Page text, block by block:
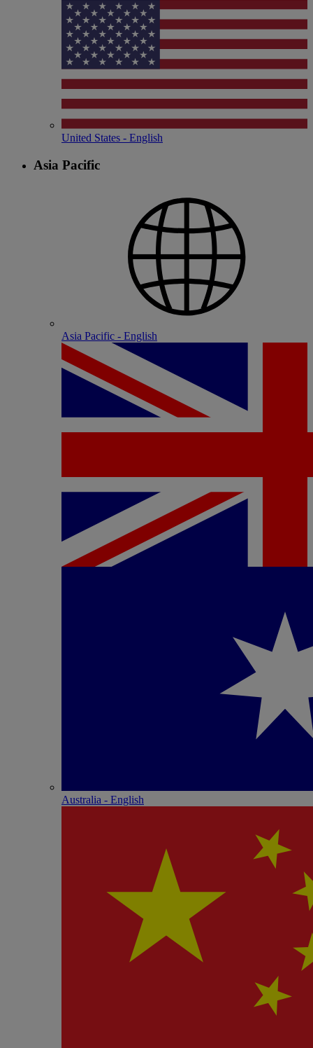
United States - English
Asia Pacific
Asia Pacific - English
Australia - English